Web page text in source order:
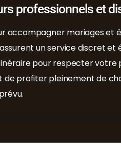
professionnels et
accompagner mariages et
un service discret et
pour respecter votre
profiter pleinement de